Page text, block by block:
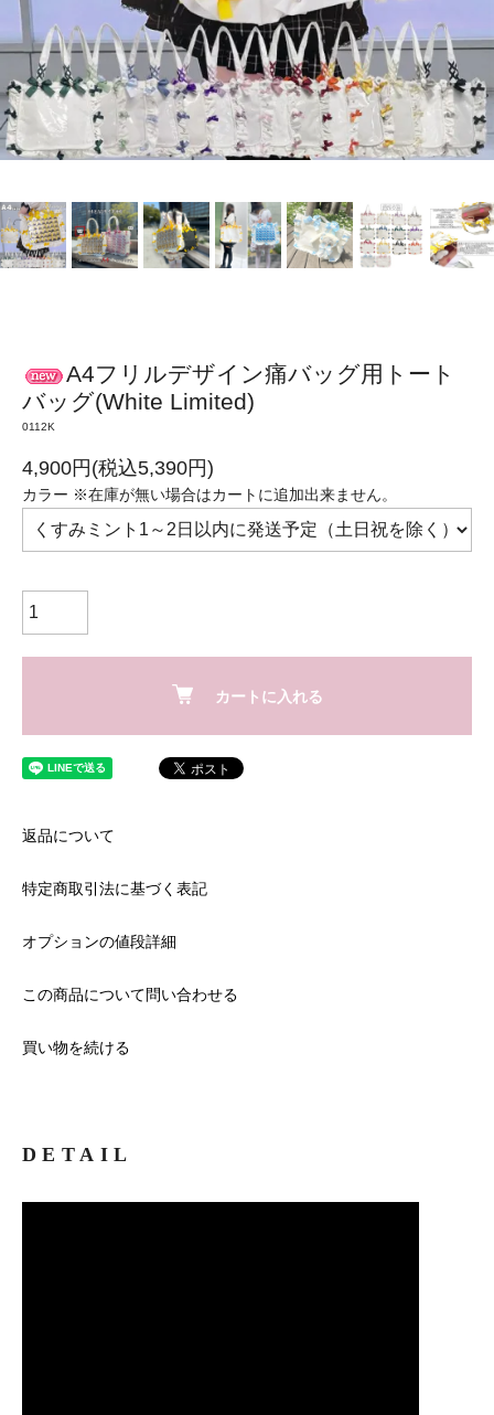
A4フリルデザイン痛バッグ用トート
バッグ(White Limited)
0112K
4,900円(税込5,390円)
カラー ※在庫が無い場合はカートに追加出来ません。
カートに入れる
返品について
特定商取引法に基づく表記
オプションの値段詳細
この商品について問い合わせる
買い物を続ける
DETAIL